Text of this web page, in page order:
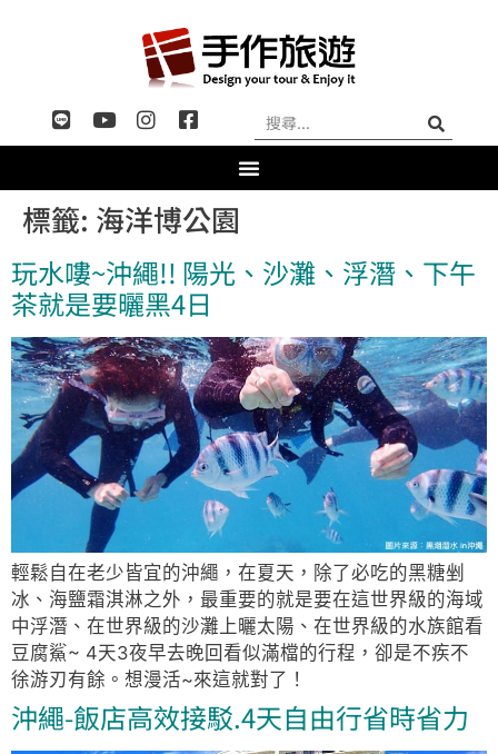
標籤: 海洋博公園
玩水嘍~沖繩!! 陽光、沙灘、浮潛、下午
茶就是要曬黑4日
輕鬆自在老少皆宜的沖繩，在夏天，除了必吃的黑糖剉
冰、海鹽霜淇淋之外，最重要的就是要在這世界級的海域
中浮潛、在世界級的沙灘上曬太陽、在世界級的水族館看
豆腐鯊~ 4天3夜早去晚回看似滿檔的行程，卻是不疾不
徐游刃有餘。想漫活~來這就對了！
沖繩-飯店高效接駁.4天自由行省時省力